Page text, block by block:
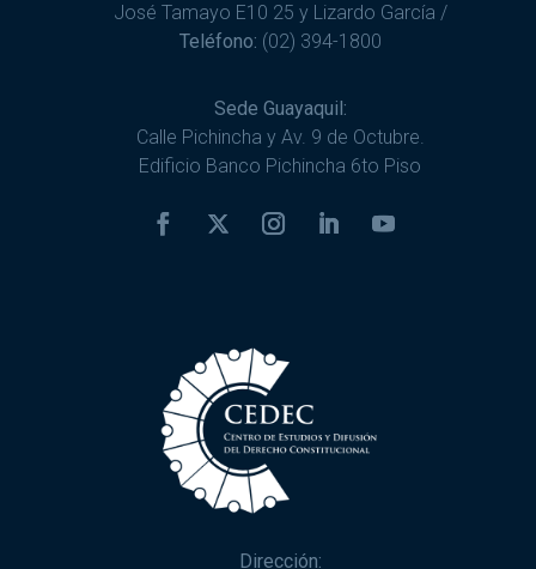
José Tamayo E10 25 y Lizardo García /
Teléfono: (02) 394-1800
Sede Guayaquil:
Calle Pichincha y Av. 9 de Octubre.
Edificio Banco Pichincha 6to Piso
Dirección: